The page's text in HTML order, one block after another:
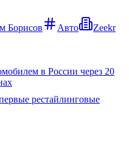
Борисов Авто
Zeekr
в России через 20
рестайлинговые